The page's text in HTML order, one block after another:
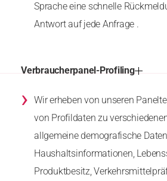
Sprache eine schnelle
Antwort auf jede Anfrage .
Verbraucherpanel-Profiling
› Wir erheben von unseren
von Profildaten zu
allgemeine demografische
Haushaltsinformationen,
Produktbesitz,